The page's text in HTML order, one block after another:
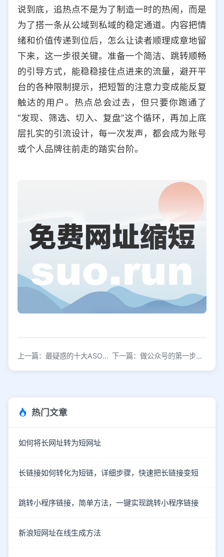
说到底，追热点不是为了制造一时的热闹，而是
为了搭一条从公域到私域的稳定通道。内容把情
绪和价值传递到位后，怎么让读者顺理成章地留
下来，这一步很关键。准备一个简洁、跳转顺畅
的引导方式，能稳稳接住点进来的流量，避开平
台的各种限制提示，把短暂的注意力变成能反复
触达的用户。热点总会过去，但只要你跑通了
“发现、筛选、切入、复盘”这个循环，再加上底
层扎实的引流设计，每一次发声，都会成为账号
或个人品牌往前走的踏实台阶。
上一篇：最疑惑的十大ASO难题 下一篇：做公众号的第一步，可能是模仿
热门文章
如何将长网址转为短网址
长链接如何转化为短链，详细步骤，快速把长链接变短
跳转小程序链接，简单方法，一键实现跳转小程序链接
新浪短网址在线生成方法